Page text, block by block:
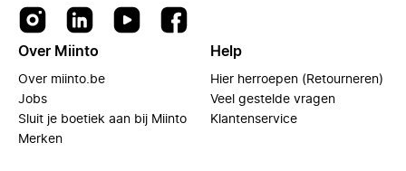
Over Miinto
Over miinto.be
Jobs
Sluit je boetiek aan bij Miinto
Merken
Help
Hier herroepen (Retourneren)
Veel gestelde vragen
Klantenservice